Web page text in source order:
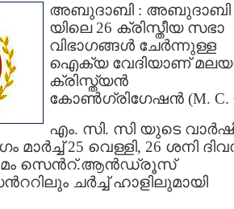
അബുദാബി : അബുദാബി
യിലെ 26 ക്രിസ്തീയ സഭാ
വിഭാഗങ്ങള്‍ ചേര്‍ന്നുള്ള
ഐക്യ വേദിയാണ്
ക്രിസ്ത്യന്‍
കോണ്‍ഗ്രിഗേഷന്‍ (M. C.
എം. സി. സി യുടെ
25 വെള്ളി, 26 ശനി
സെന്‍റ്.ആന്‍ഡ്രൂസ്
ചര്‍ച്ച് ഹാളിലുമായി